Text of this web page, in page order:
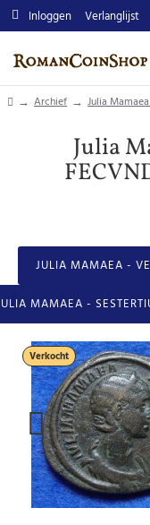
Inloggen Verlanglijst
homeArchief Julia
Julia
JULIA MAMAEA -
MAMAEA -
Verkocht